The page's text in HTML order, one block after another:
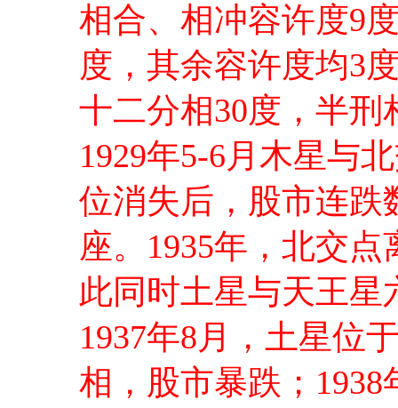
相合、相冲容许度9
度，其余容许度均3
十二分相30度，半刑
1929年5-6月木星与
位消失后，股市连跌
座。1935年，北交
此同时土星与天王星
1937年8月，土星位
相，股市暴跌；